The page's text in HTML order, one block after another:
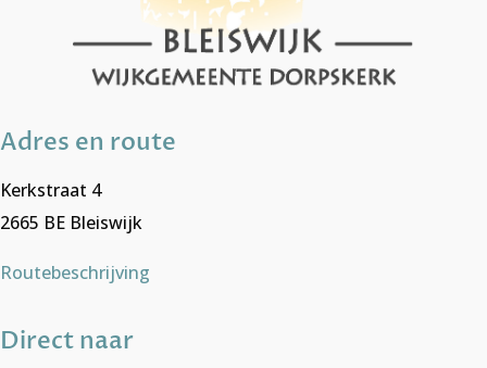
Adres en route
Kerkstraat 4
2665 BE Bleiswijk
Routebeschrijving
Direct naar